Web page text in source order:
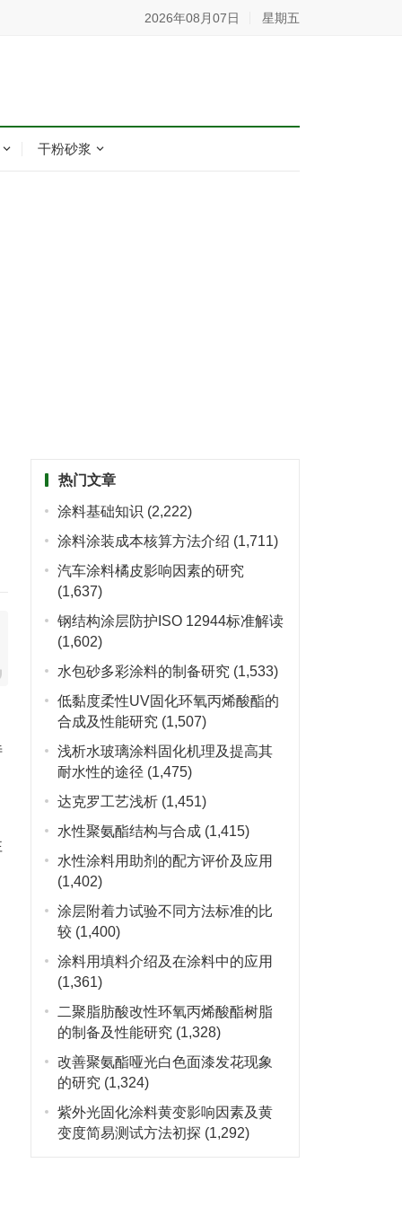
2026年08月07日 星期五
干粉砂浆
热门文章
涂料基础知识 (2,222)
涂料涂装成本核算方法介绍 (1,711)
汽车涂料橘皮影响因素的研究
(1,637)
钢结构涂层防护ISO 12944标准解读
(1,602)
水包砂多彩涂料的制备研究 (1,533)
低黏度柔性UV固化环氧丙烯酸酯的
合成及性能研究 (1,507)
浅析水玻璃涂料固化机理及提高其
耐水性的途径 (1,475)
达克罗工艺浅析 (1,451)
水性聚氨酯结构与合成 (1,415)
水性涂料用助剂的配方评价及应用
(1,402)
涂层附着力试验不同方法标准的比
较 (1,400)
涂料用填料介绍及在涂料中的应用
(1,361)
二聚脂肪酸改性环氧丙烯酸酯树脂
的制备及性能研究 (1,328)
改善聚氨酯哑光白色面漆发花现象
的研究 (1,324)
紫外光固化涂料黄变影响因素及黄
变度简易测试方法初探 (1,292)